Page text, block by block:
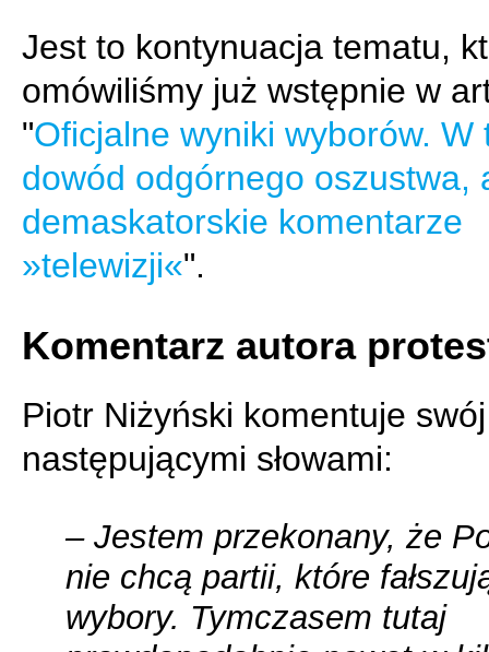
Jest to kontynuacja tematu,
omówiliśmy już wstępnie w
"Oficjalne wyniki wyborów. W
dowód odgórnego oszustwa,
demaskatorskie komentarze
»telewizji«".
Komentarz autora
Piotr Niżyński komentuje
następującymi słowami:
– Jestem przekonany, że
nie chcą partii, które
wybory. Tymczasem tutaj